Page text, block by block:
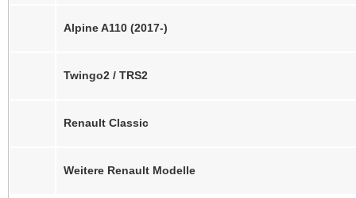
Alpine A110 (2017-)
Twingo2 / TRS2
Renault Classic
Weitere Renault Modelle